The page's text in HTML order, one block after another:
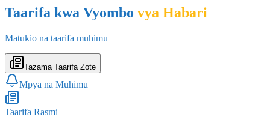
Taarifa kwa Vyombo vya Habari
Matukio na taarifa muhimu
Mpya na Muhimu
Taarifa Rasmi